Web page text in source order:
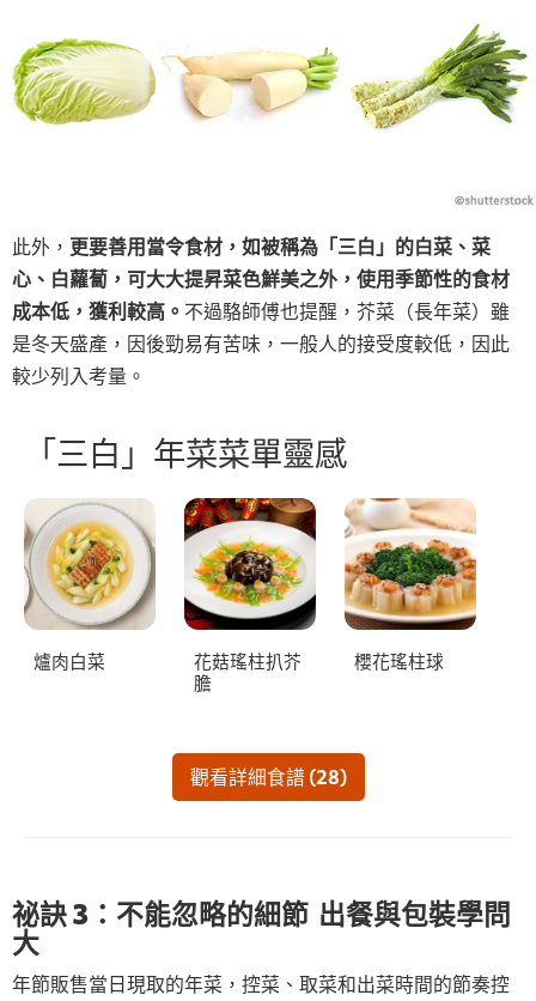
此外， 更要善用當令食材，如被稱為「三白」的白菜、菜
心、白蘿蔔，可大大提昇菜色鮮美之外，使用季節性的食材
成本低，獲利較高。 不過駱師傅也提醒，芥菜（長年菜）雖
是冬天盛產，因後勁易有苦味，一般人的接受度較低，因此
較少列入考量。
「三白」年菜菜單靈感
爐肉白菜
花菇瑤柱扒芥
膽
櫻花瑤柱球
觀看詳細食譜 (28)
祕訣 3：不能忽略的細節 出餐與包裝學問
大
年節販售當日現取的年菜，控菜、取菜和出菜時間的節奏控